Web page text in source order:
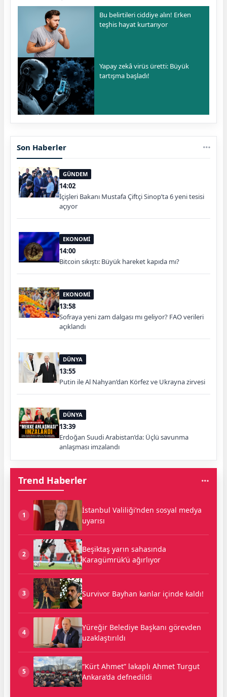
Bu belirtileri ciddiye alın! Erken
teşhis hayat kurtarıyor
Yapay zekâ virüs üretti: Büyük
tartışma başladı!
Son Haberler
GÜNDEM
14:02
İçişleri Bakanı Mustafa Çiftçi Sinop’ta 6 yeni tesisi
açıyor
EKONOMİ
14:00
Bitcoin sıkıştı: Büyük hareket kapıda mı?
EKONOMİ
13:58
Sofraya yeni zam dalgası mı geliyor? FAO verileri
açıklandı
DÜNYA
13:55
Putin ile Al Nahyan’dan Körfez ve Ukrayna zirvesi
DÜNYA
13:39
Erdoğan Suudi Arabistan’da: Üçlü savunma
anlaşması imzalandı
Trend Haberler
1
İstanbul Valiliği’nden sosyal medya
uyarısı
2
Beşiktaş yarın sahasında
Karagümrük’ü ağırlıyor
3 Survivor Bayhan kanlar içinde kaldı!
4
Yüreğir Belediye Başkanı görevden
uzaklaştırıldı
5
“Kürt Ahmet” lakaplı Ahmet Turgut
Ankara’da defnedildi